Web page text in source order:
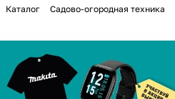
Каталог Садово-огородная техника